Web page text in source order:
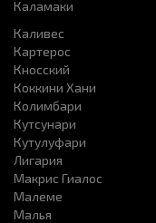
Каламаки
Каливес
Картерос
Кносский
Коккини Хани
Колимбари
Кутсунари
Кутулуфари
Лигария
Макрис Гиалос
Малеме
Малья